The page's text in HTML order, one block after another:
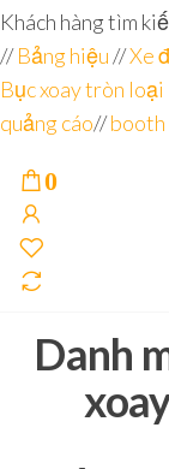
Đơn vị
chuyên
sâu – 8
năm
kinh
nghiệm
Góc
Nhìn
Agency –
nhà sản
xuất
POSM,
Quầy
Sampling,
Booth
trưng
bày, tủ
trưng
bày… tại
Tp.Hồ
Khách hàng tìm
//Bảng hiệu//Xe
Bục xoay tròn loại
quảng cáo//booth
0
Danh